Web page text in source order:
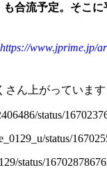
も合流予定。そこ
https://www.jprime.jp/
ん上がっています
status/
status/
status/